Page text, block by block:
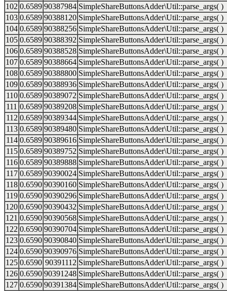
102 0.6589 90387984 SimpleShareButtonsAdder\Util::parse_args( )
103 0.6589 90388120 SimpleShareButtonsAdder\Util::parse_args( )
104 0.6589 90388256 SimpleShareButtonsAdder\Util::parse_args( )
105 0.6589 90388392 SimpleShareButtonsAdder\Util::parse_args( )
106 0.6589 90388528 SimpleShareButtonsAdder\Util::parse_args( )
107 0.6589 90388664 SimpleShareButtonsAdder\Util::parse_args( )
108 0.6589 90388800 SimpleShareButtonsAdder\Util::parse_args( )
109 0.6589 90388936 SimpleShareButtonsAdder\Util::parse_args( )
110 0.6589 90389072 SimpleShareButtonsAdder\Util::parse_args( )
111 0.6589 90389208 SimpleShareButtonsAdder\Util::parse_args( )
112 0.6589 90389344 SimpleShareButtonsAdder\Util::parse_args( )
113 0.6589 90389480 SimpleShareButtonsAdder\Util::parse_args( )
114 0.6589 90389616 SimpleShareButtonsAdder\Util::parse_args( )
115 0.6589 90389752 SimpleShareButtonsAdder\Util::parse_args( )
116 0.6589 90389888 SimpleShareButtonsAdder\Util::parse_args( )
117 0.6589 90390024 SimpleShareButtonsAdder\Util::parse_args( )
118 0.6590 90390160 SimpleShareButtonsAdder\Util::parse_args( )
119 0.6590 90390296 SimpleShareButtonsAdder\Util::parse_args( )
120 0.6590 90390432 SimpleShareButtonsAdder\Util::parse_args( )
121 0.6590 90390568 SimpleShareButtonsAdder\Util::parse_args( )
122 0.6590 90390704 SimpleShareButtonsAdder\Util::parse_args( )
123 0.6590 90390840 SimpleShareButtonsAdder\Util::parse_args( )
124 0.6590 90390976 SimpleShareButtonsAdder\Util::parse_args( )
125 0.6590 90391112 SimpleShareButtonsAdder\Util::parse_args( )
126 0.6590 90391248 SimpleShareButtonsAdder\Util::parse_args( )
127 0.6590 90391384 SimpleShareButtonsAdder\Util::parse_args( )